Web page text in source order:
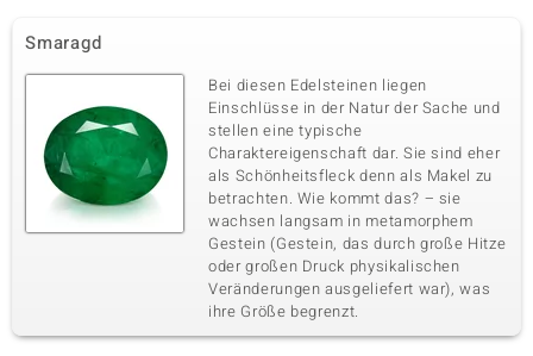
Smaragd
Bei diesen Edelsteinen liegen
Einschlüsse in der Natur der Sache und
stellen eine typische
Charaktereigenschaft dar. Sie sind eher
als Schönheitsfleck denn als Makel zu
betrachten. Wie kommt das? – sie
wachsen langsam in metamorphem
Gestein (Gestein, das durch große Hitze
oder großen Druck physikalischen
Veränderungen ausgeliefert war), was
ihre Größe begrenzt.